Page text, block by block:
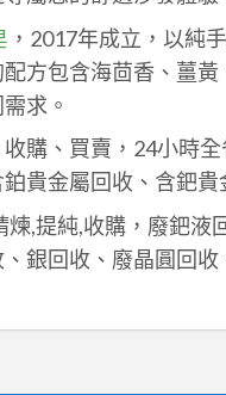
，2017年成立，以純
方包含海茴香、薑黃
求。
購、買賣，24小時
貴金屬回收、含鈀
煉,提純,收購，廢鈀液
銀回收、廢晶圓回收